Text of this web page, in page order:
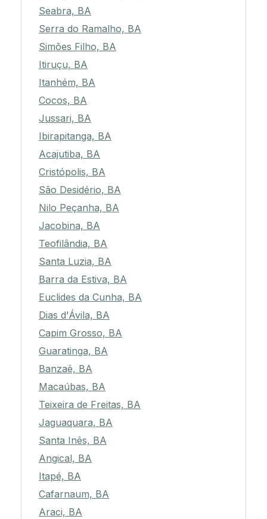
Seabra, BA
Serra do Ramalho, BA
Simões Filho, BA
Itiruçu, BA
Itanhém, BA
Cocos, BA
Jussari, BA
Ibirapitanga, BA
Acajutiba, BA
Cristópolis, BA
São Desidério, BA
Nilo Peçanha, BA
Jacobina, BA
Teofilândia, BA
Santa Luzia, BA
Barra da Estiva, BA
Euclides da Cunha, BA
Dias d'Ávila, BA
Capim Grosso, BA
Guaratinga, BA
Banzaê, BA
Macaúbas, BA
Teixeira de Freitas, BA
Jaguaquara, BA
Santa Inês, BA
Angical, BA
Itapé, BA
Cafarnaum, BA
Araci, BA